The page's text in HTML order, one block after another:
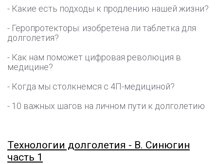
- Какие есть подходы к продлению нашей жизни?
- Геропротекторы: изобретена ли таблетка для
долголетия?
- Как нам поможет цифровая революция в
медицине?
- Когда мы столкнемся с 4П-медициной?
- 10 важных шагов на личном пути к долголетию
Технологии долголетия - В. Синюгин
часть 1